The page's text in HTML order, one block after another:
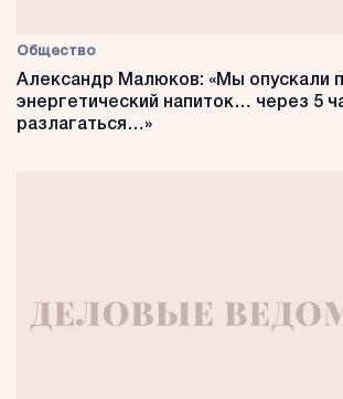
Общество
Александр Малюков: «Мы опускали
энергетический напиток… через 5
разлагаться…»